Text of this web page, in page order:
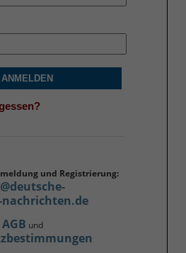
ANMELDEN
und Registrierung:
AGB und